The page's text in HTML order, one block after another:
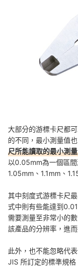
大部分的游標卡尺都
的不同，最小測量值
尺所能讀取的最小測
以0.05mm為一個區
1.05mm、1.1mm、
其中刻度式游標卡尺
式中則有些能達到
需要測量至非常小的
該產品的分辨率，進
此外，也不能忽略代
JIS 所訂定的標準規